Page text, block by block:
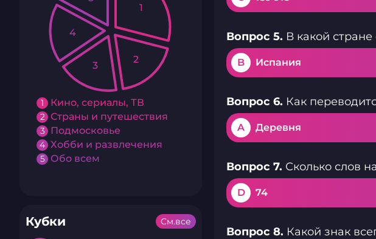
1 Кино, сериалы, ТВ
2 Страны и путешествия
3 Подмосковье
4 Хобби и развлечения
5 Обо всем
1
2
3
4
Кубки См.все
Вопрос 5. В какой стране
B Испания
Вопрос 6. Как
A Деревня
Вопрос 7. Сколько слов
D 74
Вопрос 8. Какой знак